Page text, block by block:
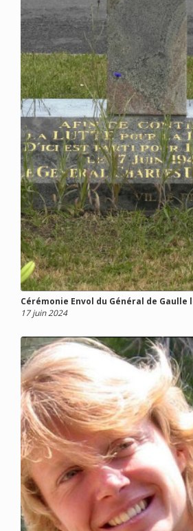
Cérémonie Envol du Général de Gaulle
17 juin 2024